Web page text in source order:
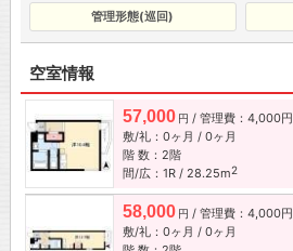
管理形態(巡回)
空室情報
57,000 円 / 管理費：4,000円
敷/礼：0ヶ月 / 0ヶ月
階 数：2階
間/広：1R / 28.25m2
58,000 円 / 管理費：4,000円
敷/礼：0ヶ月 / 0ヶ月